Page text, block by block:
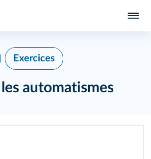
Exercices
automatismes